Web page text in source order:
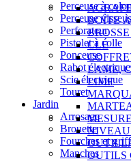
Perceuse à
Perceuse
Perforateur
Pistolet à colle
Ponceuse
Rabot électrique
Scie électrique
Touret
Jardin
Arrosage
Brouette
Fourches et
Manches
BOÎTE
CLÉ
LAME,
LIME
MESURE
OUTILS